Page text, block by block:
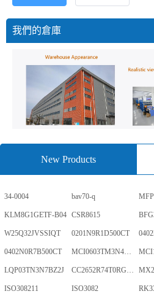
我們的倉庫
New Products
34-0004 bav70-q
KLM8G1GETF-B04 CSR8615
W25Q32JVSSIQT 0201N9R1D500CT
0402N0R7B500CT MCI0603TM3N4BHBP
LQP03TN3N7BZ2J CC2652R74T0RGZR
ISO308211 ISO3082